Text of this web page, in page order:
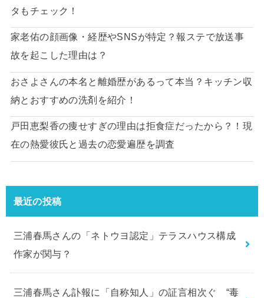
タもチェック！
家老佑の顔画像・経歴やSNSが特定？報ステで放送事
故を起こした理由は？
おさよさんの本名と離婚歴があるって本当？キッチン収
納とおすすめの洗剤を紹介！
戸田恵梨香の痩せすぎの理由は拒食症だったから？！現
在の熱愛彼氏と過去の恋愛遍歴を調査
最近の投稿
三浦春馬さんの「ネトウヨ認定」テラスハウス構成
作家が関与？
三浦春馬さん訃報に「自称知人」の証言相次ぐ “毒